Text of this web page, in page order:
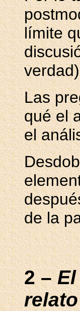
límite
Las
qué el
el
de la
2 –
relato